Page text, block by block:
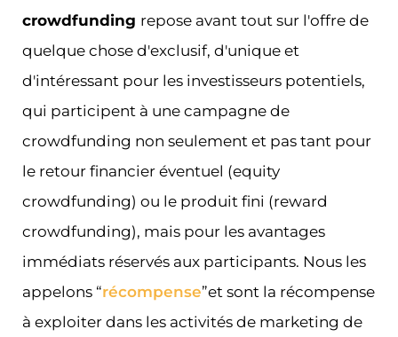
crowdfunding repose avant tout sur l'offre de
quelque chose d'exclusif, d'unique et
d'intéressant pour les investisseurs potentiels,
qui participent à une campagne de
crowdfunding non seulement et pas tant pour
le retour financier éventuel (equity
crowdfunding) ou le produit fini (reward
crowdfunding), mais pour les avantages
immédiats réservés aux participants. Nous les
appelons “récompense”et sont la récompense
à exploiter dans les activités de marketing de